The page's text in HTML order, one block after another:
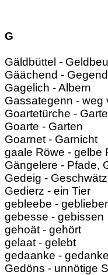
G
Gäldbüttel -
Gäächend - Gegend
Gagelich - Albern
Gassategenn - weg
Goartetürche -
Goarte - Garten
Goarnet - Garnicht
gaale Röwe - gelbe
Gängelere - Pfade,
Gedeig - Geschwätz
Gedierz - ein Tier
gebleebe -
gebesse - gebissen
gehoät - gehört
gelaat - gelebt
gedaanke -
Gedöns - unnötige